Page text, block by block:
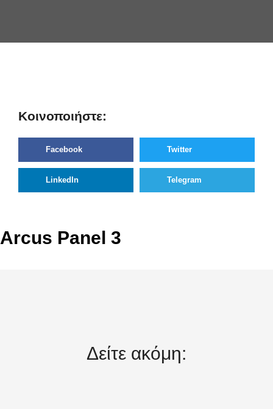
Arcus Panel 3
Κοινοποιήστε:
Facebook Twitter
LinkedIn Telegram
Δείτε ακόμη: